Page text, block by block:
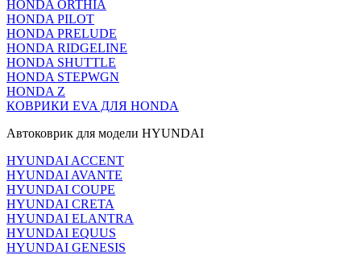
HONDA ORTHIA
HONDA PILOT
HONDA PRELUDE
HONDA RIDGELINE
HONDA SHUTTLE
HONDA STEPWGN
HONDA Z
КОВРИКИ EVA ДЛЯ HONDA
Автоковрик для модели HYUNDAI
HYUNDAI ACCENT
HYUNDAI AVANTE
HYUNDAI COUPE
HYUNDAI CRETA
HYUNDAI ELANTRA
HYUNDAI EQUUS
HYUNDAI GENESIS